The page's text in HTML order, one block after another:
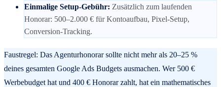
Einmalige Setup-Gebühr: Zusätzlich zum laufenden
Honorar: 500–2.000 € für Kontoaufbau, Pixel-Setup,
Conversion-Tracking.
Faustregel: Das Agenturhonorar sollte nicht mehr als 20–25 %
deines gesamten Google Ads Budgets ausmachen. Wer 500 €
Werbebudget hat und 400 € Honorar zahlt, hat ein mathematisches